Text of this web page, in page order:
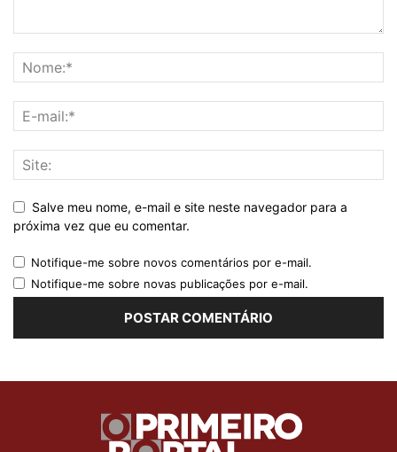
Salve meu nome, e-mail e site neste navegador para a
próxima vez que eu comentar.
Notifique-me sobre novos comentários por e-mail.
Notifique-me sobre novas publicações por e-mail.